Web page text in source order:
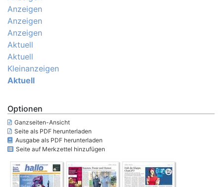
Anzeigen
Anzeigen
Anzeigen
Aktuell
Aktuell
Kleinanzeigen
Aktuell
Optionen
Ganzseiten-Ansicht
Seite als PDF herunterladen
Ausgabe als PDF herunterladen
Seite auf Merkzettel hinzufügen